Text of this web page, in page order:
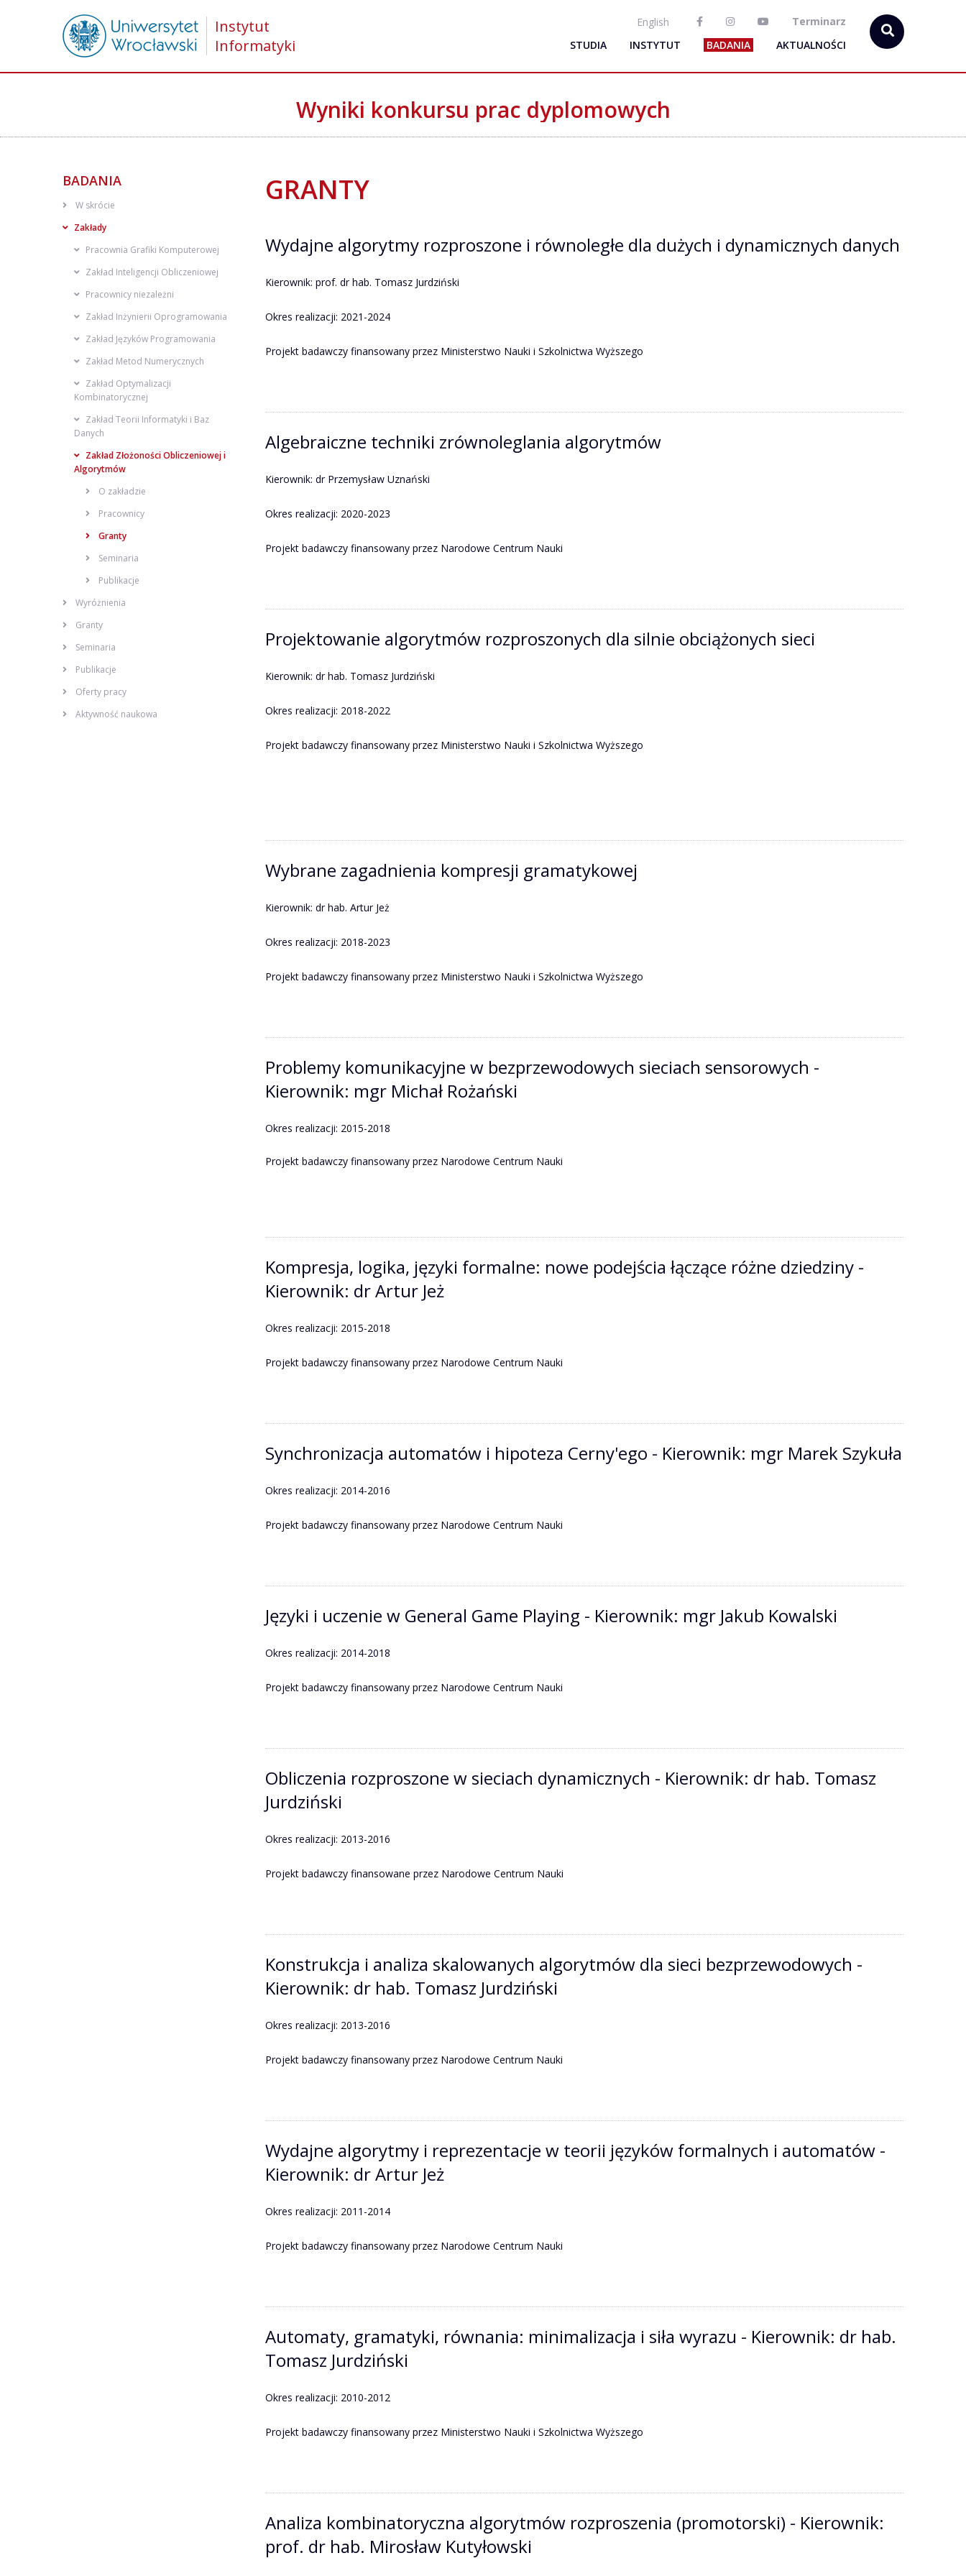
Instytut
Informatyki
English
Terminarz
STUDIA
INSTYTUT BADANIA AKTUALNOŚCI
Wyniki konkursu prac dyplomowych
BADANIA
W skrócie
Zakłady
Pracownia Grafiki Komputerowej
Zakład Inteligencji Obliczeniowej
Pracownicy niezależni
Zakład Inżynierii Oprogramowania
Zakład Języków Programowania
Zakład Metod Numerycznych
Zakład Optymalizacji
Kombinatorycznej
Zakład Teorii Informatyki i Baz
Danych
Zakład Złożoności Obliczeniowej i
Algorytmów
O zakładzie
Pracownicy
Granty
Seminaria
Publikacje
Wyróżnienia
Granty
Seminaria
Publikacje
Oferty pracy
Aktywność naukowa
GRANTY
Wydajne algorytmy rozproszone i równoległe dla dużych i dynamicznych danych
Kierownik: prof. dr hab. Tomasz Jurdziński
Okres realizacji: 2021-2024
Projekt badawczy finansowany przez Ministerstwo Nauki i Szkolnictwa Wyższego
Algebraiczne techniki zrównoleglania algorytmów
Kierownik: dr Przemysław Uznański
Okres realizacji: 2020-2023
Projekt badawczy finansowany przez Narodowe Centrum Nauki
Projektowanie algorytmów rozproszonych dla silnie obciążonych sieci
Kierownik: dr hab. Tomasz Jurdziński
Okres realizacji: 2018-2022
Projekt badawczy finansowany przez Ministerstwo Nauki i Szkolnictwa Wyższego
Wybrane zagadnienia kompresji gramatykowej
Kierownik: dr hab. Artur Jeż
Okres realizacji: 2018-2023
Projekt badawczy finansowany przez Ministerstwo Nauki i Szkolnictwa Wyższego
Problemy komunikacyjne w bezprzewodowych sieciach sensorowych -
Kierownik: mgr Michał Rożański
Okres realizacji: 2015-2018
Projekt badawczy finansowany przez Narodowe Centrum Nauki
Kompresja, logika, języki formalne: nowe podejścia łączące różne dziedziny -
Kierownik: dr Artur Jeż
Okres realizacji: 2015-2018
Projekt badawczy finansowany przez Narodowe Centrum Nauki
Synchronizacja automatów i hipoteza Cerny'ego - Kierownik: mgr Marek Szykuła
Okres realizacji: 2014-2016
Projekt badawczy finansowany przez Narodowe Centrum Nauki
Języki i uczenie w General Game Playing - Kierownik: mgr Jakub Kowalski
Okres realizacji: 2014-2018
Projekt badawczy finansowany przez Narodowe Centrum Nauki
Obliczenia rozproszone w sieciach dynamicznych - Kierownik: dr hab. Tomasz
Jurdziński
Okres realizacji: 2013-2016
Projekt badawczy finansowane przez Narodowe Centrum Nauki
Konstrukcja i analiza skalowanych algorytmów dla sieci bezprzewodowych -
Kierownik: dr hab. Tomasz Jurdziński
Okres realizacji: 2013-2016
Projekt badawczy finansowany przez Narodowe Centrum Nauki
Wydajne algorytmy i reprezentacje w teorii języków formalnych i automatów -
Kierownik: dr Artur Jeż
Okres realizacji: 2011-2014
Projekt badawczy finansowany przez Narodowe Centrum Nauki
Automaty, gramatyki, równania: minimalizacja i siła wyrazu - Kierownik: dr hab.
Tomasz Jurdziński
Okres realizacji: 2010-2012
Projekt badawczy finansowany przez Ministerstwo Nauki i Szkolnictwa Wyższego
Analiza kombinatoryczna algorytmów rozproszenia (promotorski) - Kierownik:
prof. dr hab. Mirosław Kutyłowski